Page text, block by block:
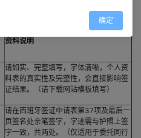
资料说明
请如实、完整填写，字体清晰，个人资
料表的真实性及完整性，会直接影响签
证结果。（请下载网站模板填写）
请在西班牙签证申请表第37项及最后一
页签名处亲笔签字，字迹需与护照上签
字一致，共两处。（仅适用于委托同行
确定